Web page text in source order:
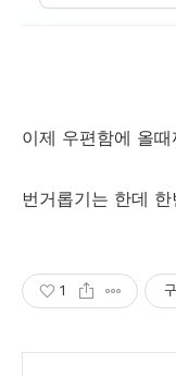
이제 우편함에 올
번거롭기는 한데
1